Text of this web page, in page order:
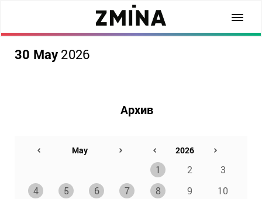
30 May 2026
Архив
1 2
3
4
5 6 7 8 9
10